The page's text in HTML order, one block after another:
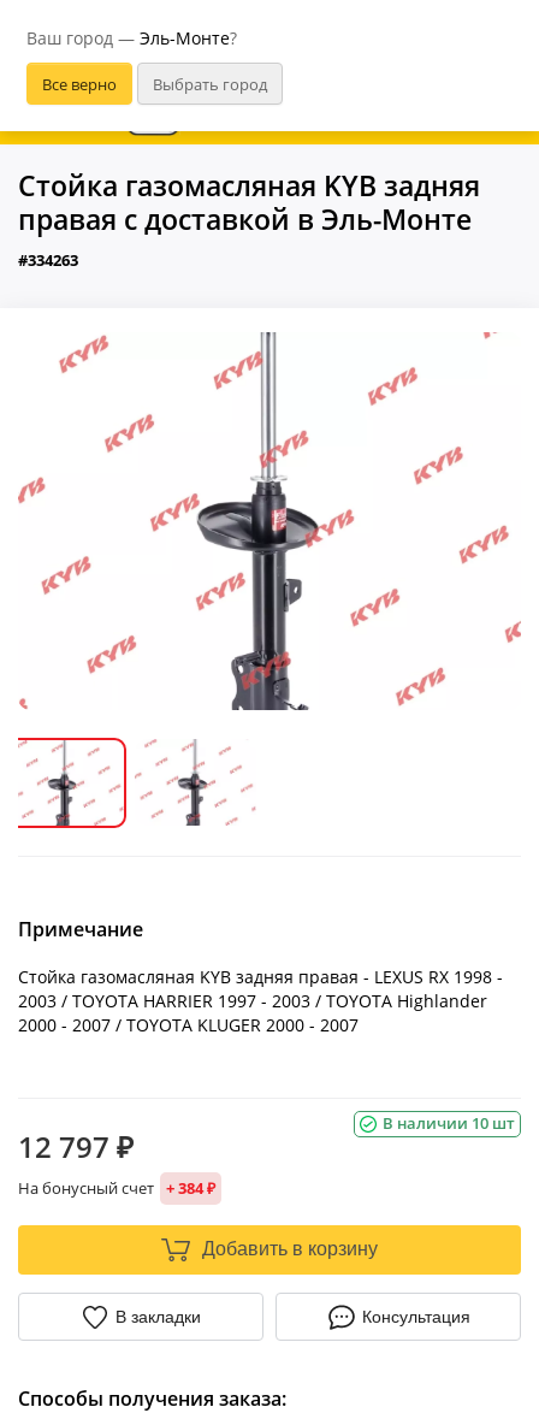
Ваш город — Эль-Монте?
В приложении удобнее
Стойка газомасляная KYB задняя
правая с доставкой в Эль-Монте
#334263
Примечание
Стойка газомасляная KYB задняя правая - LEXUS RX 1998 -
2003 / TOYOTA HARRIER 1997 - 2003 / TOYOTA Highlander
2000 - 2007 / TOYOTA KLUGER 2000 - 2007
В наличии 10 шт
12 797 ₽
На бонусный счет + 384 ₽
Добавить в корзину
В закладки Консультация
Способы получения заказа: